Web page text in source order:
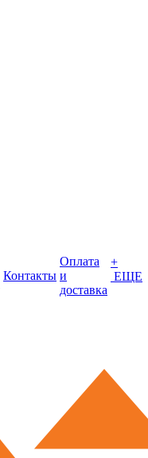
Контакты
Оплата
и
доставка
+
ЕЩЕ